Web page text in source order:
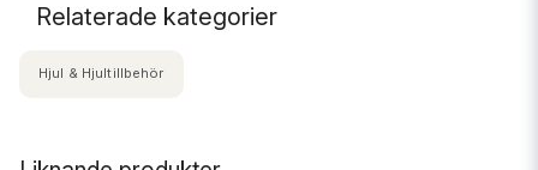
Relaterade kategorier
Hjul & Hjultillbehör